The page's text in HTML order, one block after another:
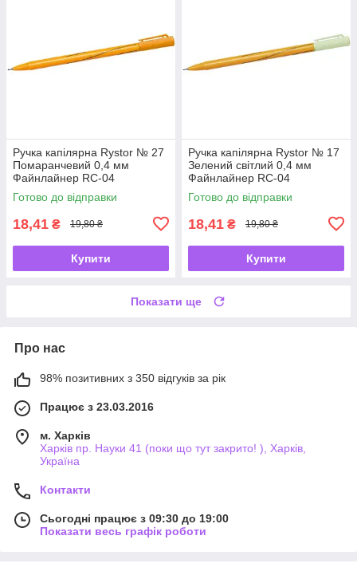
Ручка капілярна Rystor № 27
Помаранчевий 0,4 мм
Файнлайнер RC-04
Готово до відправки
18,41 ₴ 19,80 ₴
Купити
Ручка капілярна Rystor № 17
Зелений світлий 0,4 мм
Файнлайнер RC-04
Готово до відправки
18,41 ₴ 19,80 ₴
Купити
Показати ще
Про нас
98% позитивних з 350 відгуків за рік
Працює з 23.03.2016
м. Харків
Харків пр. Науки 41 (поки що тут закрито! ), Харків,
Україна
Контакти
Сьогодні працює з 09:30 до 19:00
Показати весь графік роботи